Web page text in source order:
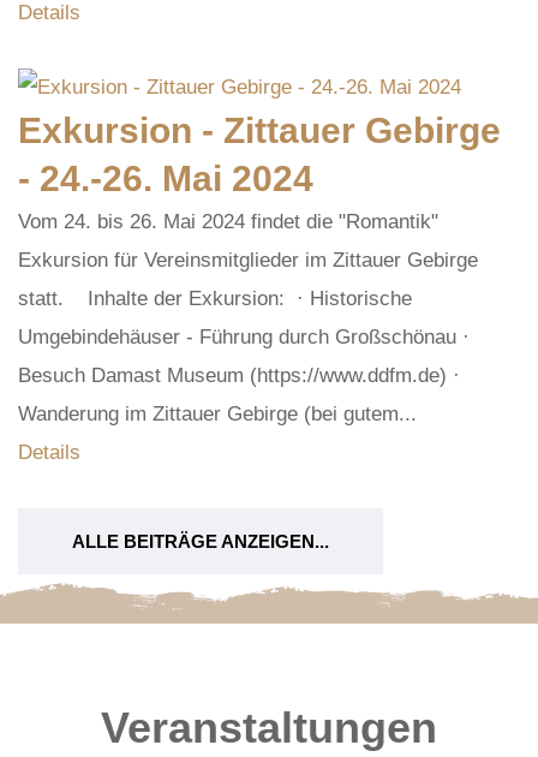
Details
Exkursion - Zittauer Gebirge
- 24.-26. Mai 2024
Vom 24. bis 26. Mai 2024 findet die "Romantik"
Exkursion für Vereinsmitglieder im Zittauer Gebirge
statt. Inhalte der Exkursion: · Historische
Umgebindehäuser - Führung durch Großschönau ·
Besuch Damast Museum (https://www.ddfm.de) ·
Wanderung im Zittauer Gebirge (bei gutem...
Details
ALLE BEITRÄGE ANZEIGEN...
Veranstaltungen